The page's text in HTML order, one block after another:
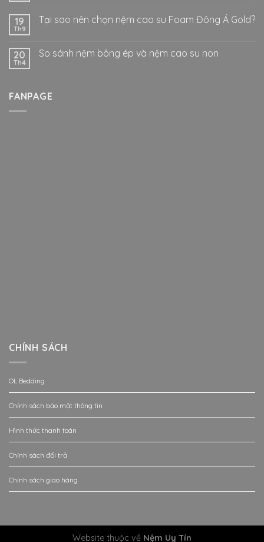
19
Th9
Tại sao nên chọn nệm cao su Foam Đông Á Gold?
20
Th4
So sánh nệm bông ép và nệm cao su non
FANPAGE
CHÍNH SÁCH
OL Bedding
Chính sách bảo mật thông tin
Hình thức thanh toán
Chính sách đổi trả
Chính sách giao hàng
Website thuộc về Nệm Uy Tín